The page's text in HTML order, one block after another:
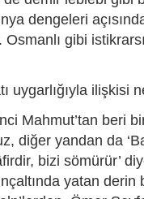
dengeleri
gibi
uygarlığıyla ilişkisi
Mahmut’tan beri
diğer yandan da
bizi sömürür’
yatan derin